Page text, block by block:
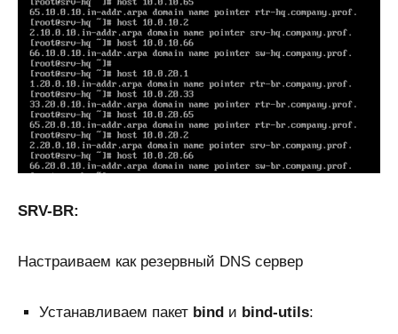
SRV-BR:
Настраиваем как резервный DNS сервер
Устанавливаем пакет bind и bind-utils: